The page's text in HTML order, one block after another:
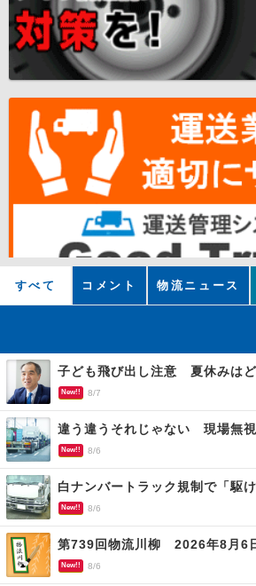
すべて コメント 物流ニュース
子ども飛び出し注意 夏休みは
New!! 8/7
New!! 8/6
New!! 8/6
第739回物流川柳 2026年8月6
New!! 8/6